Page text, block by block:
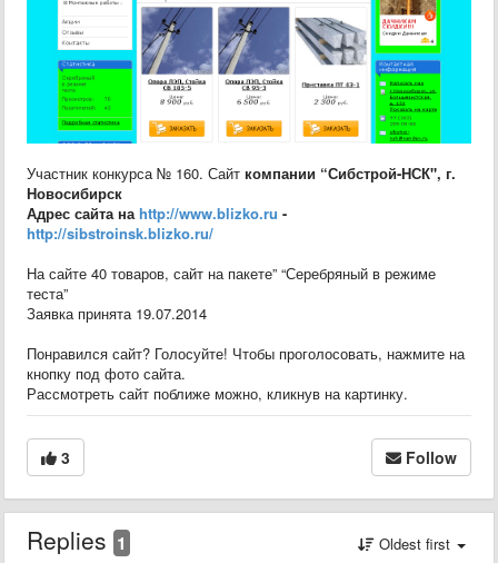
Участник конкурса № 160. Сайт компании “Сибстрой-НСК", г.
Новосибирск
Адрес сайта наhttp://www.blizko.ru -
http://sibstroinsk.blizko.ru/
На сайте 40 товаров, сайт на пакете” “Серебряный в режиме
теста”
Заявка принята 19.07.2014
Понравился сайт? Голосуйте! Чтобы проголосовать, нажмите на
кнопку под фото сайта.
Рассмотреть сайт поближе можно, кликнув на картинку.
3 Follow
Replies 1 Oldest first